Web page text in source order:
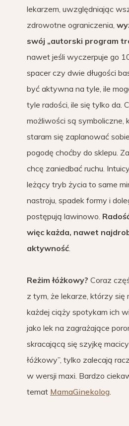
lekarzem, uwzględniając
zdrowotne ograniczenia,
swój „autorski program
nawet jeśli wyczerpuje go
spacer czy dwie długości
być aktywna na tyle, ile
tyle radości, ile się tylko da.
możliwości są symboliczne,
staram się zaplanować
pogodę choćby do sklepu.
chcę zaniedbać ruchu.
leżący tryb życia to same
nastroju, spadek formy i
postępują lawinowo.
więc każda, nawet
aktywność.
Reżim łóżkowy? Coraz
z tym, że lekarze, którzy się
każdej ciąży spotykam ich
jako lek na zagrażające
skracającą się szyjkę
łóżkowy”, tylko zalecają
w wersji maxi. Bardzo
temat MamaGinekolog.